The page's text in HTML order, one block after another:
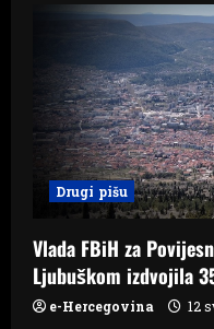
XX.sjednica
Sabora
Kantona
Središnja
Bosna
Drugi pišu
Vlada FBiH za
Ljubuškom izdvojila
e-Hercegovina 12